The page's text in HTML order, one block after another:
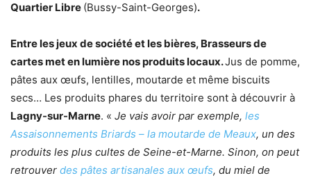
Quartier Libre (Bussy-Saint-Georges).
Entre les jeux de société et les bières, Brasseurs de
cartes met en lumière nos produits locaux.Jus de pomme,
pâtes aux œufs, lentilles, moutarde et même biscuits
secs… Les produits phares du territoire sont à découvrir à
Lagny-sur-Marne. « Je vais avoir par exemple, les
Assaisonnements Briards – la moutarde de Meaux, un des
produits les plus cultes de Seine-et-Marne. Sinon, on peut
retrouver des pâtes artisanales aux œufs, du miel de